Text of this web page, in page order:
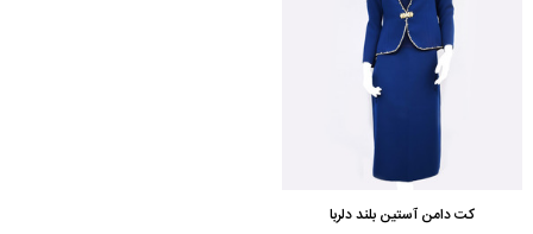
کت دامن آستین بلند دلربا